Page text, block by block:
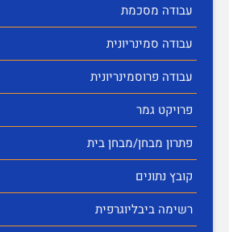
עבודה מסכמת
עבודה סמינריונית
עבודה פרוסמינריונית
פרויקט גמר
פתרון מבחן/מבחן בית
קובץ נתונים
רשימה ביבליוגרפית